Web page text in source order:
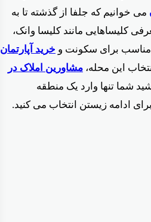
می خوانیم که جلفا از گذشته تا به
کلیساهایی مانند کلیسا وانک،
مناسب برای سکونت و خرید آپارتمان
این محله، مشاورین املاک در
شما تنها وارد یک منطقه
ادامه زیستن انتخاب می کنید.